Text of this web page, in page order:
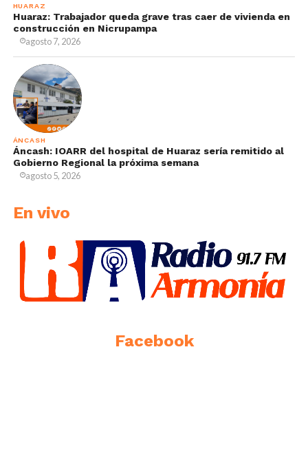
HUARAZ
Huaraz: Trabajador queda grave tras caer de vivienda en
construcción en Nicrupampa
agosto 7, 2026
ÁNCASH
Áncash: IOARR del hospital de Huaraz sería remitido al
Gobierno Regional la próxima semana
agosto 5, 2026
En vivo
Facebook